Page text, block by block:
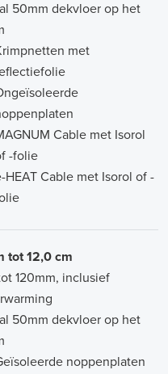
50mm dekvloer op het
met
Cable met Isorol
-folie
HEAT Cable met Isorol of -
tot 12,0 cm
120mm, inclusief
50mm dekvloer op het
noppenplaten